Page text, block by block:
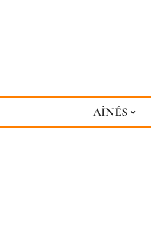
AÎNÉS